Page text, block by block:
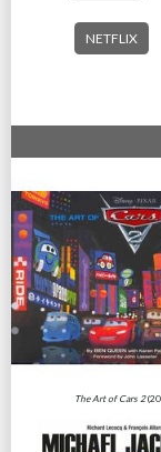
NETFLIX
The Art of Cars 2